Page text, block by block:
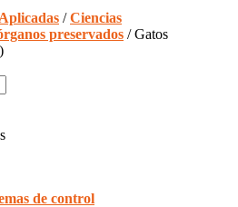
/Ciencias
preservados / Gatos
de control